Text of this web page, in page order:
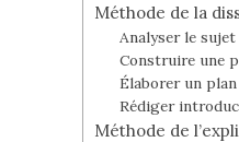
Méthode de la
Analyser le
Construire une
Élaborer un
Rédiger
Méthode de